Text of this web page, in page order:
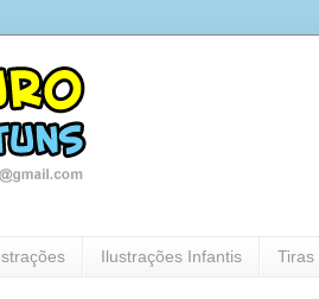
Ilustrações Infantis Tiras